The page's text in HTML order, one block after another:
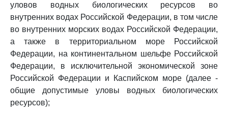
уловов водных биологических ресурсов во
внутренних водах Российской Федерации, в том числе
во внутренних морских водах Российской Федерации,
а также в территориальном море Российской
Федерации, на континентальном шельфе Российской
Федерации, в исключительной экономической зоне
Российской Федерации и Каспийском море (далее -
общие допустимые уловы водных биологических
ресурсов);